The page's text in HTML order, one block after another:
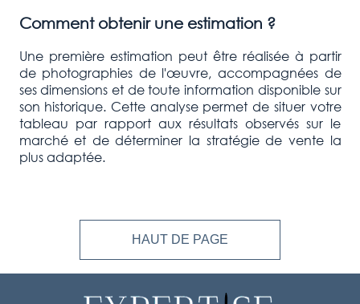
Comment obtenir une estimation ?
Une première estimation peut être réalisée à partir
de photographies de l'œuvre, accompagnées de
ses dimensions et de toute information disponible sur
son historique. Cette analyse permet de situer votre
tableau par rapport aux résultats observés sur le
marché et de déterminer la stratégie de vente la
plus adaptée.
HAUT DE PAGE